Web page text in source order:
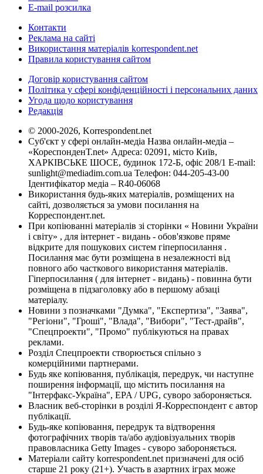
E-mail розсилка
Контакти
Реклама на сайті
Використання матеріалів korrespondent.net
Правила користування сайтом
Договір користування сайтом
Політика у сфері конфіденційності і персональних даних
Угода щодо користування
Редакція
© 2000-2026, Korrespondent.net
Суб'єкт у сфері онлайн-медіа Назва онлайн-медіа –
«КореспонденТ.net» Адреса: 02091, місто Київ,
ХАРКІВСЬКЕ ШОСЕ, будинок 172-Б, офіс 208/1 E-mail:
sunlight@mediadim.com.ua Телефон: 044-205-43-00
Ідентифікатор медіа – R40-06068
Використання будь-яких матеріалів, розміщених на
сайті, дозволяється за умови посилання на
Корреспондент.net.
При копіюванні матеріалів зі сторінки « Новини України
і світу» , для інтернет - видань - обов'язкове пряме
відкрите для пошукових систем гіперпосилання .
Посилання має бути розміщена в незалежності від
повного або часткового використання матеріалів.
Гіперпосилання ( для інтернет - видань) - повинна бути
розміщена в підзаголовку або в першому абзаці
матеріалу.
Новини з позначками "Думка", "Експертиза", "Заява",
"Регіони", "Гроші", "Влада", "Вибори", "Тест-драйв",
"Спецпроекти", "Промо" публікуються на правах
реклами.
Розділ Спецпроекти створюється спільно з
комерційними партнерами.
Будь яке копіювання, публікація, передрук, чи наступне
поширення інформації, що містить посилання на
"Інтерфакс-Україна", EPA / UPG, суворо забороняється.
Власник веб-сторінки в розділі Я-Корреспондент є автор
публікації.
Будь-яке копіювання, передрук та відтворення
фотографічних творів та/або аудіовізуальних творів
правовласника Getty Images - суворо забороняється.
Матеріали сайту korrespondent.net призначені для осіб
старше 21 року (21+). Участь в азартних іграх може